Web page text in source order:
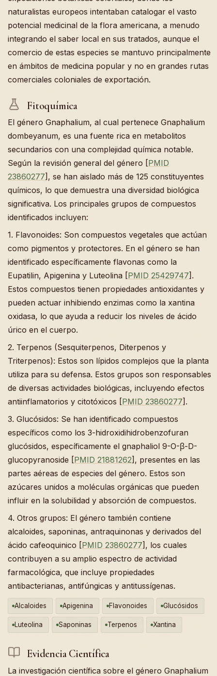
naturalistas europeos intentaban catalogar el vasto
potencial medicinal de la flora americana, a menudo
integrando el saber local en sus tratados, aunque el
comercio de estas especies se mantuvo principalmente
en ámbitos de medicina popular y no en grandes rutas
comerciales coloniales de exportación.
Fitoquímica
El género Gnaphalium, al cual pertenece Gnaphalium
dombeyanum, es una fuente rica en metabolitos
secundarios con una complejidad química notable.
Según la revisión general del género [PMID
23860277], se han aislado más de 125 constituyentes
químicos, lo que demuestra una diversidad biológica
significativa. Los principales grupos de compuestos
identificados incluyen:
1. Flavonoides: Son compuestos vegetales que actúan
como pigmentos y protectores. En el género se han
identificado específicamente flavonas como la
Eupatilin, Apigenina y Luteolina [PMID 25429747].
Estos compuestos tienen propiedades antioxidantes y
pueden actuar inhibiendo enzimas como la xantina
oxidasa, lo que ayuda a reducir los niveles de ácido
úrico en el cuerpo.
2. Terpenos (Sesquiterpenos, Diterpenos y
Triterpenos): Estos son lípidos complejos que la planta
utiliza para su defensa. Estos grupos son responsables
de diversas actividades biológicas, incluyendo efectos
antiinflamatorios y citotóxicos [PMID 23860277].
3. Glucósidos: Se han identificado compuestos
específicos como los 3-hidroxidihidrobenzofuran
glucósidos, específicamente el gnaphaliol 9-O-β-D-
glucopyranoside [PMID 21881262], presentes en las
partes aéreas de especies del género. Estos son
azúcares unidos a moléculas orgánicas que pueden
influir en la solubilidad y absorción de compuestos.
4. Otros grupos: El género también contiene
alcaloides, saponinas, antraquinonas y derivados del
ácido cafeoquinico [PMID 23860277], los cuales
contribuyen a su amplio espectro de actividad
farmacológica, que incluye propiedades
antibacterianas, antifúngicas y antitussígenas.
Alcaloides Apigenina Flavonoides Glucósidos
Luteolina Saponinas Terpenos Xantina
Evidencia Científica
La investigación científica sobre el género Gnaphalium